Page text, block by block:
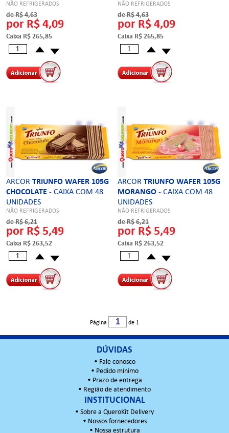
NÃO REFRIGERADOS
de R$ 4,63
por R$ 4,09
Caixa R$ 265,85
NÃO REFRIGERADOS
de R$ 4,63
por R$ 4,09
Caixa R$ 265,85
ARCOR TRIUNFO WAFER 105G
CHOCOLATE - CAIXA COM 48
UNIDADES
NÃO REFRIGERADOS
de R$ 6,21
por R$ 5,49
Caixa R$ 263,52
ARCOR TRIUNFO WAFER 105G
MORANGO- CAIXA COM 48
UNIDADES
NÃO REFRIGERADOS
de R$ 6,21
por R$ 5,49
Caixa R$ 263,52
Página de 1
DÚVIDAS
• Fale conosco
• Pedido mínimo
• Prazo de entrega
• Região de atendimento
INSTITUCIONAL
• Sobre a QueroKit Delivery
• Nossos fornecedores
• Nossa estrutura